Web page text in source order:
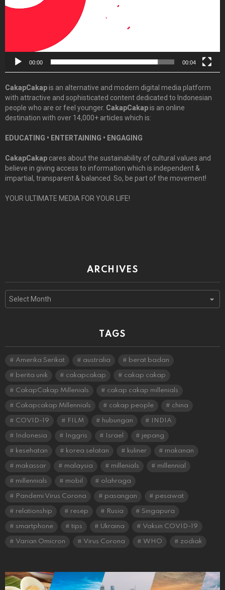
00:00 00:04
CakapCakapis an alternative and modern digital media platform
with attractive and sophisticated content dedicated to Indonesian
people who are or feel younger. CakapCakapis an online
destination with over 14,000+ articles which is:
EDUCATING • ENTERTAINING • ENGAGING
CakapCakap cares about the sustainability of cultural values and
believe in giving access to information which is independent &
impartial, transparent & balanced. So, be part of the movement!
YOUR ULTIMATE MEDIA FOR YOUR LIFE!
ARCHIVES
TAGS
Amerika Serikat australia berat badan
berita unik cakapcakap cakap cakap
CakapCakap Millenials cakap cakap millenials
Cakapcakap Millennials cakap people china
COVID-19 FILM hubungan INDIA
Indonesia Inggris Israel jepang
kesehatan korea selatan kuliner makanan
makassar malaysia millenials millennial
millennials mobil olahraga
Pandemi Virus Corona pasangan pesawat
relationship resep Rusia Singapura
smartphone tips Ukraina Vaksin COVID-19
Varian Omicron Virus Corona WHO zodiak